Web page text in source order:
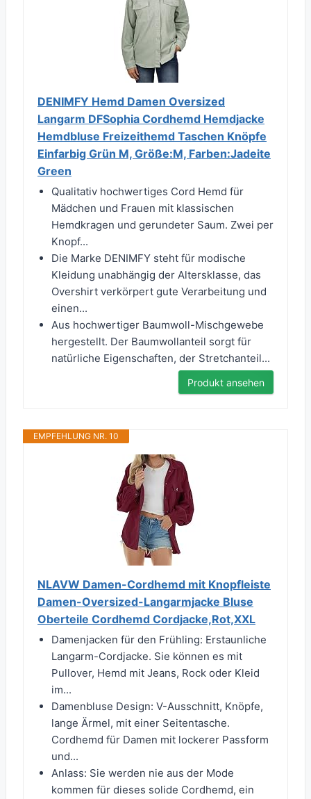
DENIMFY Hemd Damen Oversized
Langarm DFSophia Cordhemd Hemdjacke
Hemdbluse Freizeithemd Taschen Knöpfe
Einfarbig Grün M, Größe:M, Farben:Jadeite
Green
Qualitativ hochwertiges Cord Hemd für
Mädchen und Frauen mit klassischen
Hemdkragen und gerundeter Saum. Zwei per
Knopf...
Die Marke DENIMFY steht für modische
Kleidung unabhängig der Altersklasse, das
Overshirt verkörpert gute Verarbeitung und
einen...
Aus hochwertiger Baumwoll-Mischgewebe
hergestellt. Der Baumwollanteil sorgt für
natürliche Eigenschaften, der Stretchanteil...
Produkt ansehen
EMPFEHLUNG NR. 10
NLAVW Damen-Cordhemd mit Knopfleiste
Damen-Oversized-Langarmjacke Bluse
Oberteile Cordhemd Cordjacke,Rot,XXL
Damenjacken für den Frühling: Erstaunliche
Langarm-Cordjacke. Sie können es mit
Pullover, Hemd mit Jeans, Rock oder Kleid
im...
Damenbluse Design: V-Ausschnitt, Knöpfe,
lange Ärmel, mit einer Seitentasche.
Cordhemd für Damen mit lockerer Passform
und...
Anlass: Sie werden nie aus der Mode
kommen für dieses solide Cordhemd, ein